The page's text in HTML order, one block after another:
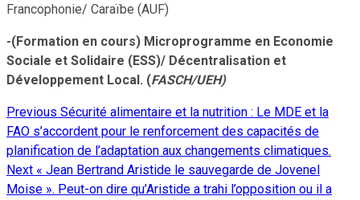
Francophonie/ Caraïbe (AUF)
-(Formation en cours) Microprogramme en Economie
Sociale et Solidaire (ESS)/ Décentralisation et
Développement Local. (FASCH/UEH)
Continue
Reading
Previous Sécurité alimentaire et la nutrition : Le MDE et la
FAO s’accordent pour le renforcement des capacités de
planification de l’adaptation aux changements climatiques.
Next « Jean Bertrand Aristide le sauvegarde de Jovenel
Moise ». Peut-on dire qu’Aristide a trahi l’opposition ou il a